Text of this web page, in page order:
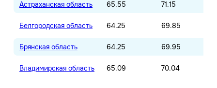
Астраханская область 65.55 71.15
Белгородская область 64.25 69.85
Брянская область 64.25 69.95
Владимирская область 65.09 70.04